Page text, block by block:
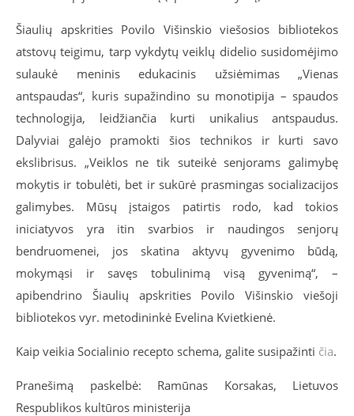
Šiaulių apskrities Povilo Višinskio viešosios bibliotekos
atstovų teigimu, tarp vykdytų veiklų didelio susidomėjimo
sulaukė meninis edukacinis užsiėmimas „Vienas
antspaudas“, kuris supažindino su monotipija – spaudos
technologija, leidžiančia kurti unikalius antspaudus.
Dalyviai galėjo pramokti šios technikos ir kurti savo
ekslibrisus. „Veiklos ne tik suteikė senjorams galimybę
mokytis ir tobulėti, bet ir sukūrė prasmingas socializacijos
galimybes. Mūsų įstaigos patirtis rodo, kad tokios
iniciatyvos yra itin svarbios ir naudingos senjorų
bendruomenei, jos skatina aktyvų gyvenimo būdą,
mokymąsi ir savęs tobulinimą visą gyvenimą“, –
apibendrino Šiaulių apskrities Povilo Višinskio viešoji
bibliotekos vyr. metodininkė Evelina Kvietkienė.
Kaip veikia Socialinio recepto schema, galite susipažinti čia.
Pranešimą paskelbė: Ramūnas Korsakas, Lietuvos
Respublikos kultūros ministerija